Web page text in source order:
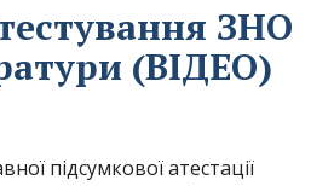
ЗНО
(ВІДЕО)
підсумкової атестації